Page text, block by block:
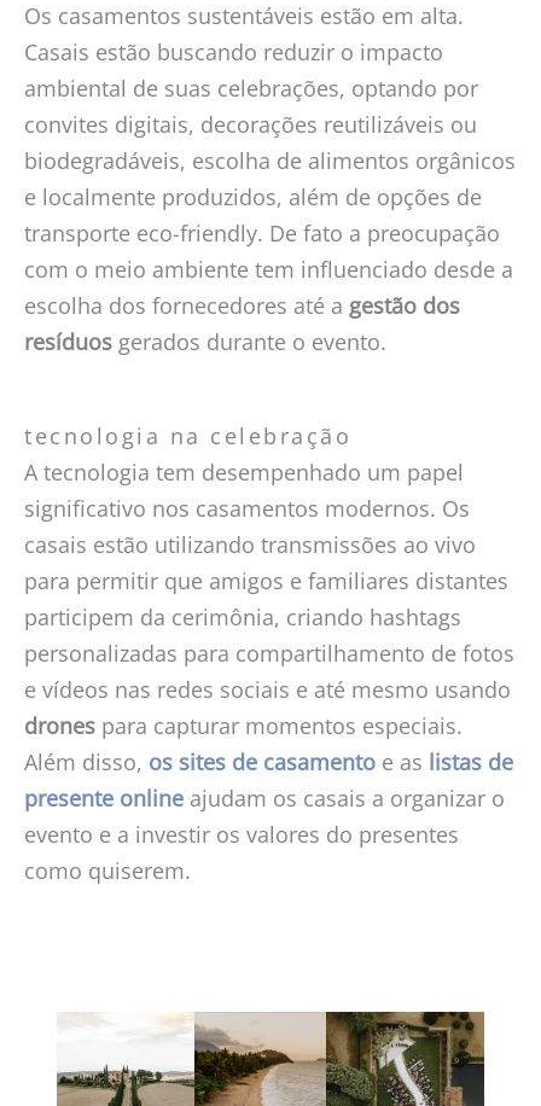
Os casamentos sustentáveis estão em alta.
Casais estão buscando reduzir o impacto
ambiental de suas celebrações, optando por
convites digitais, decorações reutilizáveis ou
biodegradáveis, escolha de alimentos orgânicos
e localmente produzidos, além de opções de
transporte eco-friendly. De fato a preocupação
com o meio ambiente tem influenciado desde a
escolha dos fornecedores até a gestão dos
resíduos gerados durante o evento.
tecnologia na celebração
A tecnologia tem desempenhado um papel
significativo nos casamentos modernos. Os
casais estão utilizando transmissões ao vivo
para permitir que amigos e familiares distantes
participem da cerimônia, criando hashtags
personalizadas para compartilhamento de fotos
e vídeos nas redes sociais e até mesmo usando
drones para capturar momentos especiais.
Além disso, os sites de casamento e as listas de
presente online ajudam os casais a organizar o
evento e a investir os valores do presentes
como quiserem.